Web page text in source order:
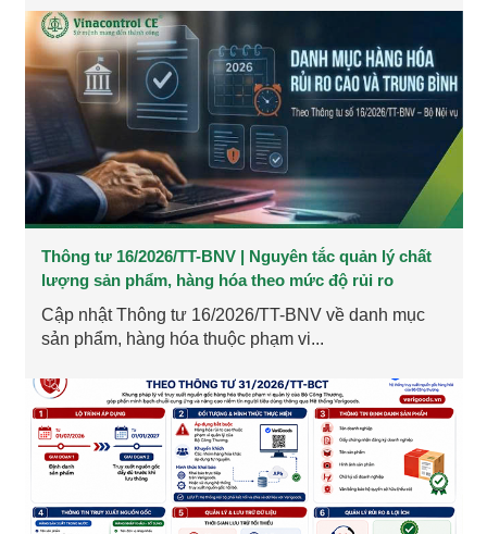
Thông tư 16/2026/TT-BNV | Nguyên tắc quản lý chất
lượng sản phẩm, hàng hóa theo mức độ rủi ro
Cập nhật Thông tư 16/2026/TT-BNV về danh mục
sản phẩm, hàng hóa thuộc phạm vi...